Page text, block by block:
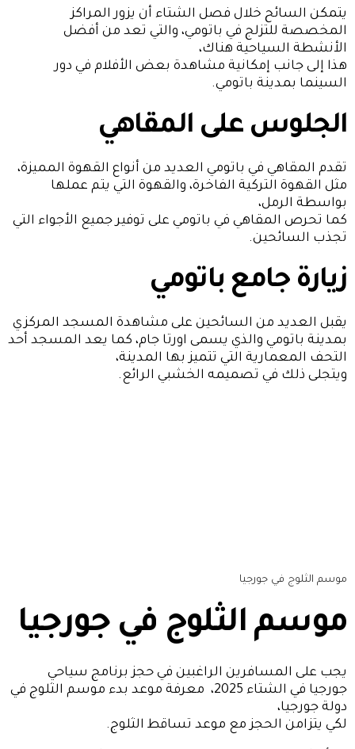
يتمكن السائح خلال فصل الشتاء أن يزور المراكز
المخصصة للتزلج في باتومي، والتي تعد من أفضل
الأنشطة السياحية هناك،
هذا إلى جانب إمكانية مشاهدة بعض الأفلام في دور
السينما بمدينة باتومي.
الجلوس على المقاهي
تقدم المقاهي في باتومي العديد من أنواع القهوة المميزة،
مثل القهوة التركية الفاخرة، والقهوة التي يتم عملها
بواسطة الرمل،
كما تحرص المقاهي في باتومي على توفير جميع الأجواء التي
تجذب السائحين.
زيارة جامع باتومي
يقبل العديد من السائحين على مشاهدة المسجد المركزي
بمدينة باتومي والذي يسمى اورتا جام، كما يعد المسجد أحد
التحف المعمارية التي تتميز بها المدينة،
ويتجلى ذلك في تصميمه الخشبي الرائع.
موسم الثلوج في جورجيا
موسم الثلوج في جورجيا
يجب على المسافرين الراغبين في حجز برنامج سياحي
جورجيا في الشتاء 2025، معرفة موعد بدء موسم الثلوج في
دولة جورجيا،
لكي يتزامن الحجز مع موعد تساقط الثلوج.